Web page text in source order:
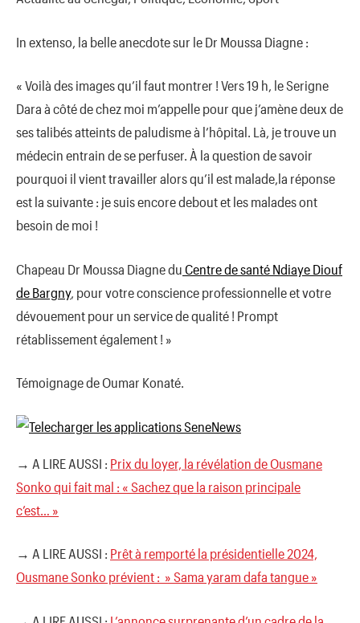
In extenso, la belle anecdote sur le Dr Moussa Diagne :
« Voilà des images qu’il faut montrer ! Vers 19 h, le Serigne
Dara à côté de chez moi m’appelle pour que j’amène deux de
ses talibés atteints de paludisme à l’hôpital. Là, je trouve un
médecin entrain de se perfuser. À la question de savoir
pourquoi il vient travailler alors qu’il est malade,la réponse
est la suivante : je suis encore debout et les malades ont
besoin de moi !
Chapeau Dr Moussa Diagne du Centre de santé Ndiaye Diouf
de Bargny, pour votre conscience professionnelle et votre
dévouement pour un service de qualité ! Prompt
rétablissement également ! »
Témoignage de Oumar Konaté.
→ A LIRE AUSSI : Prix du loyer, la révélation de Ousmane
Sonko qui fait mal : « Sachez que la raison principale
c’est… »
→ A LIRE AUSSI : Prêt à remporté la présidentielle 2024,
Ousmane Sonko prévient : » Sama yaram dafa tangue »